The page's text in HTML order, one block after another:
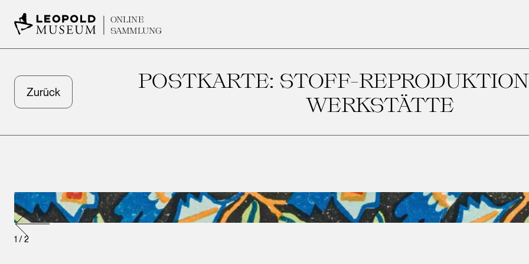
ONLINE
SAMMLUNG
Zurück
POSTKARTE: STOFF-
WERKSTÄTTE
1 /2